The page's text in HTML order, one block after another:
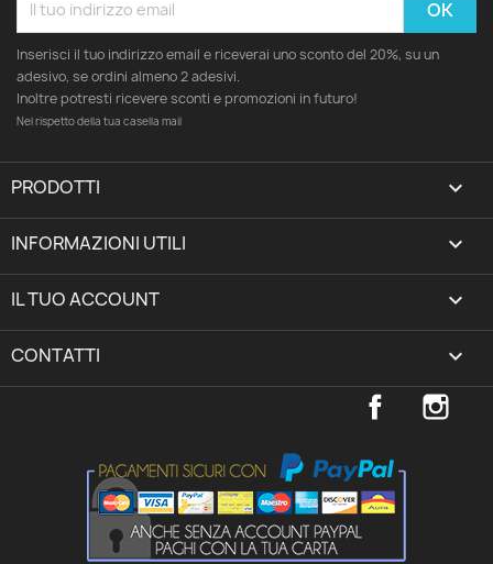
Inserisci il tuo indirizzo email e riceverai uno sconto del 20%, su un
adesivo, se ordini almeno 2 adesivi.
Inoltre potresti ricevere sconti e promozioni in futuro!
Nel rispetto della tua casella mail
PRODOTTI 
INFORMAZIONI UTILI 
IL TUO ACCOUNT expand_more
CONTATTI keyboard_arrow_down
Facebook